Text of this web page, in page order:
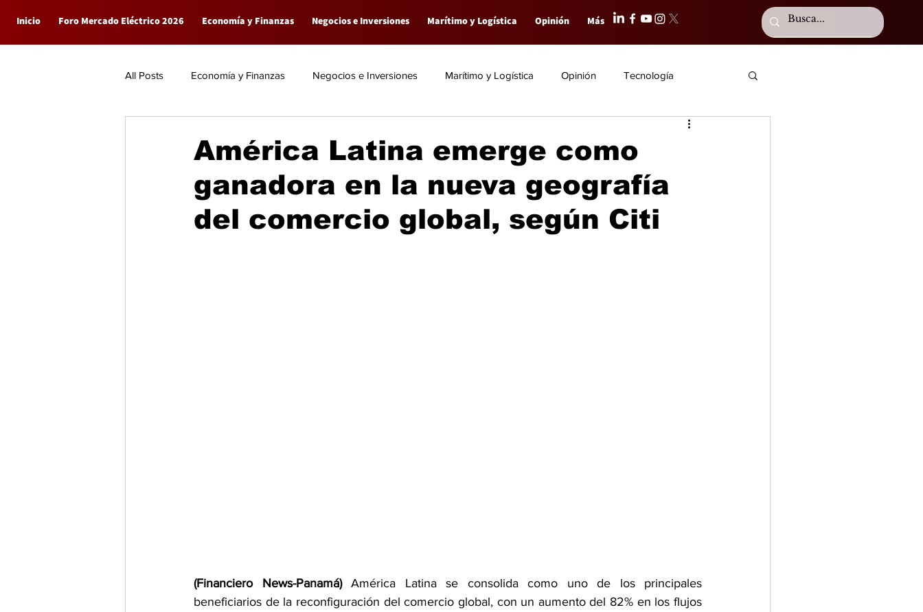
Inicio Foro Mercado Eléctrico 2026 Economía y Finanzas Negocios e Inversiones Marítimo y Logística Opinión Más
All Posts Economía y Finanzas Negocios e Inversiones Marítimo y Logística Opinión Tecnología
América Latina emerge como
ganadora en la nueva geografía
del comercio global, según Citi
(Financiero News-Panamá) América Latina se consolida como uno de los principales
beneficiarios de la reconfiguración del comercio global, con un aumento del 82% en los flujos